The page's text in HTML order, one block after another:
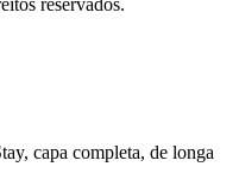
capa completa, de longa